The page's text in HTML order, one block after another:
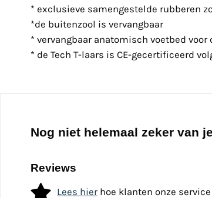
* exclusieve samengestelde rubberen
*de buitenzool is vervangbaar
* vervangbaar anatomisch voetbed
* de Tech T-laars is CE-gecertificeerd
Nog niet helemaal zeker van
Reviews
Lees hier hoe klanten onze